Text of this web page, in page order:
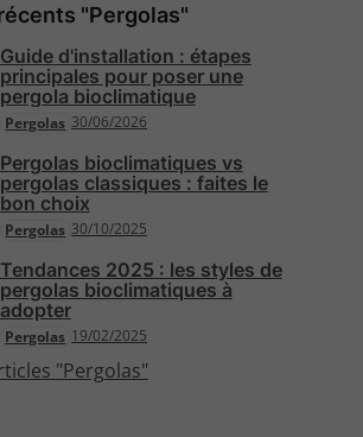
"Pergolas"
Pergolas 30/06/2026
Guide d'installation : étapes
principales pour poser une
pergola bioclimatique
Pergolas 30/10/2025
Pergolas bioclimatiques vs
pergolas classiques : faites le
bon choix
Pergolas 19/02/2025
Tendances 2025 : les styles de
pergolas bioclimatiques à
adopter
"Pergolas"